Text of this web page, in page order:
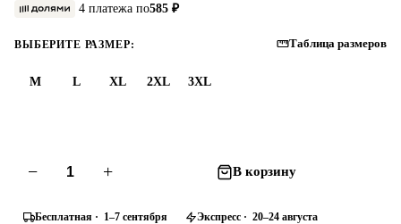
4 платежа по585 ₽
ВЫБЕРИТЕ РАЗМЕР: Таблица размеров
M L XL 2XL 3XL
− + В корзину
Бесплатная · 1–7 сентября
Экспресс · 20–24 августа